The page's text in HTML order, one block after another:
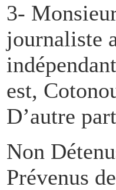
3-
journaliste
est,
D’autre
Non
Prévenus